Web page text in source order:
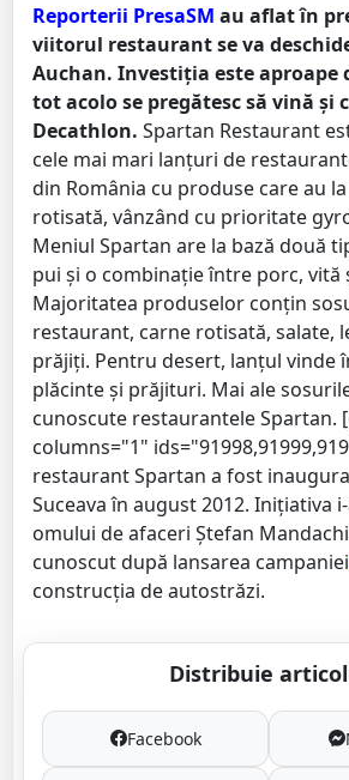
Reporterii PresaSM au aflat în
viitorul restaurant se va
Auchan. Investiția este aproape
tot acolo se pregătesc să vină și
Decathlon. Spartan Restaurant
cele mai mari lanțuri de
din România cu produse care au
rotisată, vânzând cu prioritate
Meniul Spartan are la bază două
pui și o combinație între porc, vită
Majoritatea produselor conțin
restaurant, carne rotisată, salate,
prăjiți. Pentru desert, lanțul vinde
plăcinte și prăjituri. Mai ale
cunoscute restaurantele Spartan.
columns="1"
restaurant Spartan a fost
Suceava în august 2012. Inițiativa
omului de afaceri Ștefan
cunoscut după lansarea campaniei
construcția de autostrăzi.
Distribuie
Facebook